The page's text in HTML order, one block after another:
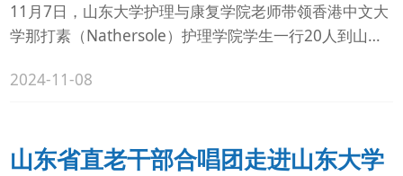
11月7日，山东大学护理与康复学院老师带领香港中文大
学那打素（Nathersole）护理学院学生一行20人到山东
2024-11-08
山东省直老干部合唱团走进山东大学